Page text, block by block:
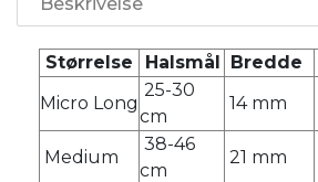
Størrelse Halsmål Bredde
Micro Long
25-30
cm
14 mm
Medium
38-46
cm
21 mm